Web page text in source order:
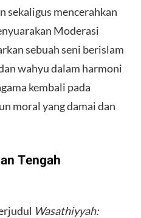
sekaligus mencerahkan
Moderasi
sebuah seni berislam
wahyu dalam harmoni
kembali pada
moral yang damai dan
Tengah
Wasathiyyah: